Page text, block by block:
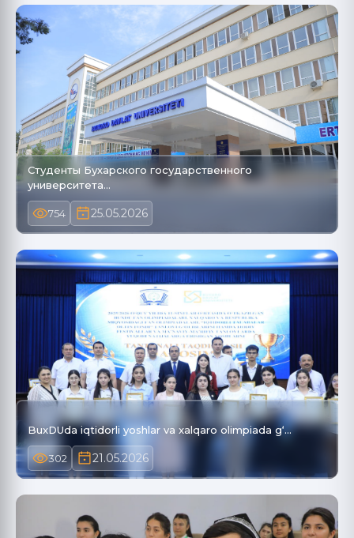
Студенты Бухарского государственного
университета…
754 25.05.2026
BuxDUda iqtidorli yoshlar va xalqaro olimpiada g‘…
302 21.05.2026